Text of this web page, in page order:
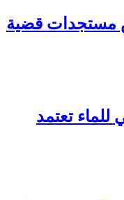
مستجدات قضية
للماء تعتمد